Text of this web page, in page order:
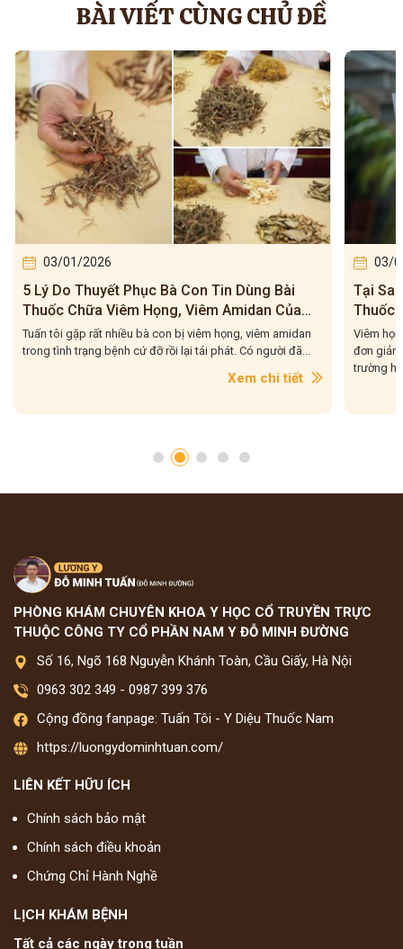
BÀI VIẾT CÙNG CHỦ ĐỀ
03/01/2026
Tại Sao Tuấn Tôi Vẫn Luôn Khẳng Định Bài
Thuốc Viêm Họng, Viêm Amidan Đỗ Minh
Đường Hiệu Quả Cho Trường Hợp Mạn Tính?
Viêm họng, viêm amidan là những bệnh lý tưởng chừng
đơn giản, nhưng trên thực tế, Tuấn tôi đã gặp không ít
03/
Bài
Của
Liệu
Bài
phối kết
được
PHÒNG KHÁM CHUYÊN KHOA Y HỌC CỔ TRUYỀN TRỰC
THUỘC CÔNG TY CỔ PHẦN NAM Y ĐỖ MINH ĐƯỜNG
Số 16, Ngõ 168 Nguyễn Khánh Toàn, Cầu Giấy, Hà Nội
0963 302 349 - 0987 399 376
Cộng đồng fanpage: Tuấn Tôi - Y Diệu Thuốc Nam
https://luongydominhtuan.com/
LIÊN KẾT HỮU ÍCH
Chính sách bảo mật
Chính sách điều khoản
Chứng Chỉ Hành Nghề
LỊCH KHÁM BỆNH
Tất cả các ngày trong tuần